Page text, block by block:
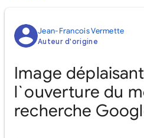
Jean-Francois Vermette
Auteur d'origine
Image
l`ouverture du
recherche